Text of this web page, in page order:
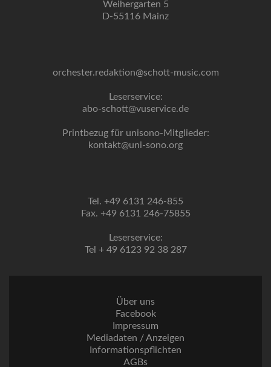
Weihergarten 5
D-55116 Mainz
orchester.redaktion@schott-music.com
Leserservice:
abo-schott@vuservice.de
Printbezug für unisono-Mitglieder:
kontakt@uni-sono.org
Tel. +49 6131 246-855
Fax. +49 6131 246-75855
Leserservice:
Tel + 49 6123 92 38 287
Über uns
Facebook
Impressum
Mediadaten / Anzeigen
Informationspflichten
AGBs